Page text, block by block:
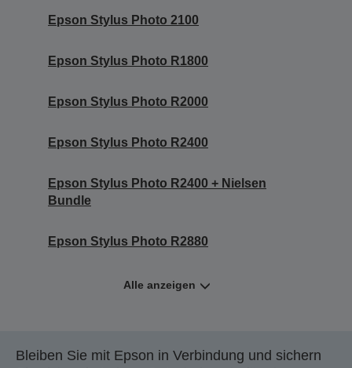
Epson Stylus Photo 2100
Epson Stylus Photo R1800
Epson Stylus Photo R2000
Epson Stylus Photo R2400
Epson Stylus Photo R2400 + Nielsen
Bundle
Epson Stylus Photo R2880
Alle anzeigen
Bleiben Sie mit Epson in Verbindung und sichern